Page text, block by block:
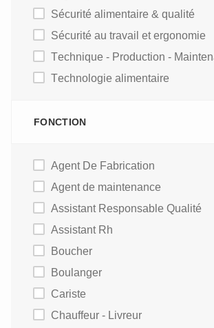
Sécurité alimentaire & qualité
Sécurité au travail et ergonomie
Technique - Production -
Technologie alimentaire
FONCTION
Agent De Fabrication
Agent de maintenance
Assistant Responsable Qualité
Assistant Rh
Boucher
Boulanger
Cariste
Chauffeur - Livreur